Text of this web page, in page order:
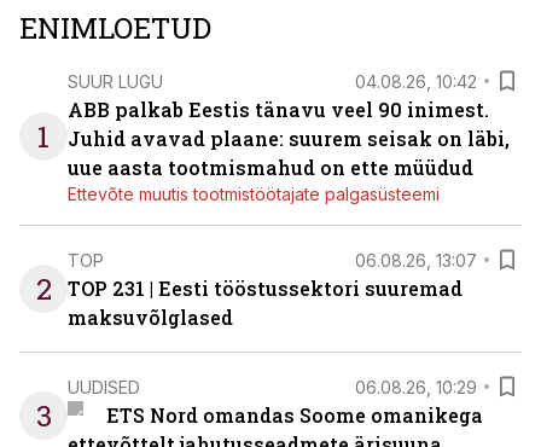
ENIMLOETUD
1
SUUR LUGU 04.08.26, 10:42
ABB palkab Eestis tänavu veel 90 inimest.
Juhid avavad plaane: suurem seisak on läbi,
uue aasta tootmismahud on ette müüdud
Ettevõte muutis tootmistöötajate palgasüsteemi
2
TOP 06.08.26, 13:07
TOP 231 | Eesti tööstussektori suuremad
maksuvõlglased
3
UUDISED 06.08.26, 10:29
ETS Nord omandas Soome omanikega